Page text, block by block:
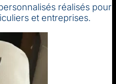
réalisés pour
et entreprises.